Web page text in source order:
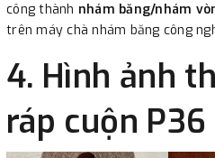
công thành nhám băng/nhám
trên máy chà nhám băng công
4. Hình ảnh
ráp cuộn P36